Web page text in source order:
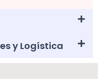
y Logística